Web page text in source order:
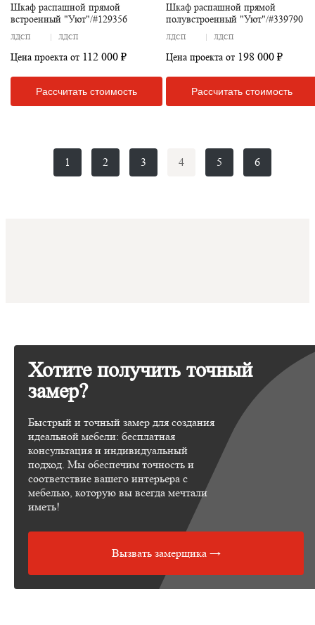
Шкаф распашной прямой
встроенный "Уют"/#129356
ЛДСП ЛДСП
Цена проекта от 112 000 ₽
Рассчитать стоимость
Шкаф распашной прямой
полувстроенный "Уют"/#339790
ЛДСП ЛДСП
Цена проекта от 198 000 ₽
Рассчитать стоимость
1 2 3 4 5 6
Хотите получить точный
замер?
Быстрый и точный замер для создания
идеальной мебели: бесплатная
консультация и индивидуальный
подход. Мы обеспечим точность и
соответствие вашего интерьера с
мебелью, которую вы всегда мечтали
иметь!
Вызвать замерщика →